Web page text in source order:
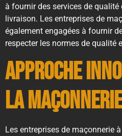
à fournir des services de qualité
livraison. Les entreprises de
également engagées à fournir
respecter les normes de qualité
Approche
la
Les entreprises de maçonnerie